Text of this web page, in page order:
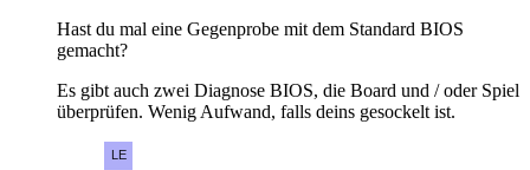
Hast du mal eine Gegenprobe mit dem Standard BIOS
gemacht?
Es gibt auch zwei Diagnose BIOS, die Board und / oder Spiel
überprüfen. Wenig Aufwand, falls deins gesockelt ist.